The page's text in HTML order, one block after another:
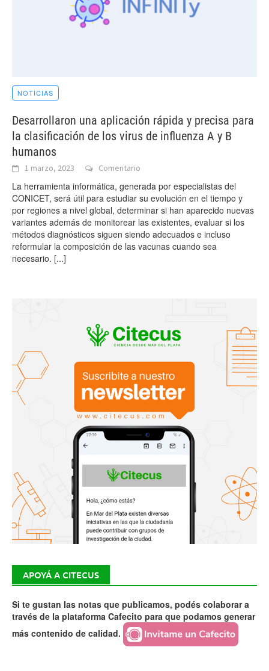
NOTICIAS
Desarrollaron una aplicación rápida y precisa para
la clasificación de los virus de influenza A y B
humanos
1 marzo, 2023 Comentario
La herramienta informática, generada por especialistas del
CONICET, será útil para estudiar su evolución en el tiempo y
por regiones a nivel global, determinar si han aparecido nuevas
variantes además de monitorear las existentes, evaluar si los
métodos diagnósticos siguen siendo adecuados e incluso
reformular la composición de las vacunas cuando sea
necesario. [...]
APOYÁ A CITECUS
Si te gustan las notas que publicamos, podés colaborar a
través de la plataforma Cafecito para que podamos generar
más contenido de calidad.